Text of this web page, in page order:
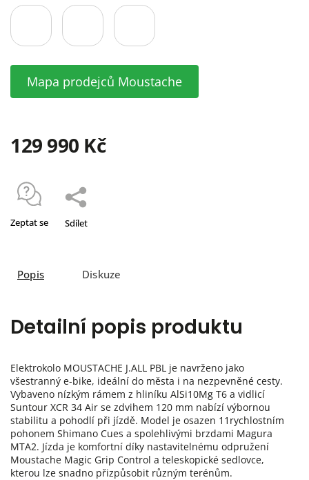
Mapa prodejců Moustache
129 990 Kč
Zeptat se Sdílet
Popis Diskuze
Detailní popis produktu
Elektrokolo MOUSTACHE J.ALL PBL je navrženo jako
všestranný e-bike, ideální do města i na nezpevněné cesty.
Vybaveno nízkým rámem z hliníku AlSi10Mg T6 a vidlicí
Suntour XCR 34 Air se zdvihem 120 mm nabízí výbornou
stabilitu a pohodlí při jízdě. Model je osazen 11rychlostním
pohonem Shimano Cues a spolehlivými brzdami Magura
MTA2. Jízda je komfortní díky nastavitelnému odpružení
Moustache Magic Grip Control a teleskopické sedlovce,
kterou lze snadno přizpůsobit různým terénům.